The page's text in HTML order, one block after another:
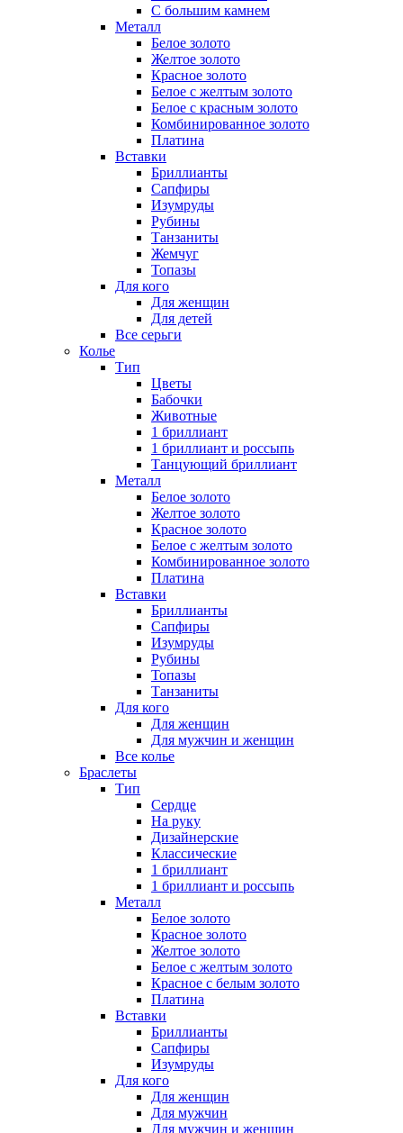
С большим камнем
Металл
Белое золото
Желтое золото
Красное золото
Белое с желтым золото
Белое с красным золото
Комбинированное золото
Платина
Вставки
Бриллианты
Сапфиры
Изумруды
Рубины
Танзаниты
Жемчуг
Топазы
Для кого
Для женщин
Для детей
Все серьги
Колье
Тип
Цветы
Бабочки
Животные
1 бриллиант
1 бриллиант и россыпь
Танцующий бриллиант
Металл
Белое золото
Желтое золото
Красное золото
Белое с желтым золото
Комбинированное золото
Платина
Вставки
Бриллианты
Сапфиры
Изумруды
Рубины
Топазы
Танзаниты
Для кого
Для женщин
Для мужчин и женщин
Все колье
Браслеты
Тип
Сердце
На руку
Дизайнерские
Классические
1 бриллиант
1 бриллиант и россыпь
Металл
Белое золото
Красное золото
Желтое золото
Белое с желтым золото
Красное с белым золото
Платина
Вставки
Бриллианты
Сапфиры
Изумруды
Для кого
Для женщин
Для мужчин
Для мужчин и женщин